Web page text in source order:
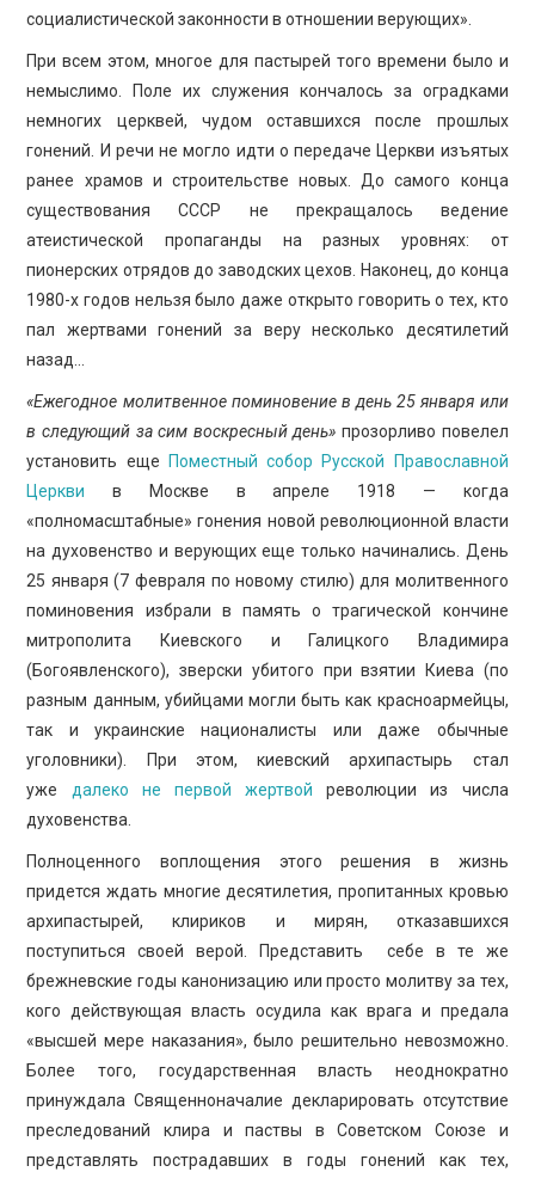
социалистической законности в отношении верующих».
При всем этом, многое для пастырей того времени было и
немыслимо. Поле их служения кончалось за оградками
немногих церквей, чудом оставшихся после прошлых
гонений. И речи не могло идти о передаче Церкви изъятых
ранее храмов и строительстве новых. До самого конца
существования СССР не прекращалось ведение
атеистической пропаганды на разных уровнях: от
пионерских отрядов до заводских цехов. Наконец, до конца
1980-х годов нельзя было даже открыто говорить о тех, кто
пал жертвами гонений за веру несколько десятилетий
назад…
«Ежегодное молитвенное поминовение в день 25 января или
в следующий за сим воскресный день» прозорливо повелел
установить еще
Поместный собор Русской Православной
Церквив Москве в апреле 1918 — когда
«полномасштабные» гонения новой революционной власти
на духовенство и верующих еще только начинались. День
25 января (7 февраля по новому стилю) для молитвенного
поминовения избрали в память о трагической кончине
митрополита Киевского и Галицкого Владимира
(Богоявленского), зверски убитого при взятии Киева (по
разным данным, убийцами могли быть как красноармейцы,
так и украинские националисты или даже обычные
уголовники). При этом, киевский архипастырь стал
уже далеко не первой жертвойреволюции из числа
духовенства.
Полноценного воплощения этого решения в жизнь
придется ждать многие десятилетия, пропитанных кровью
архипастырей, клириков и мирян, отказавшихся
поступиться своей верой. Представить себе в те же
брежневские годы канонизацию или просто молитву за тех,
кого действующая власть осудила как врага и предала
«высшей мере наказания», было решительно невозможно.
Более того, государственная власть неоднократно
принуждала Священноначалие декларировать отсутствие
преследований клира и паствы в Советском Союзе и
представлять пострадавших в годы гонений как тех,